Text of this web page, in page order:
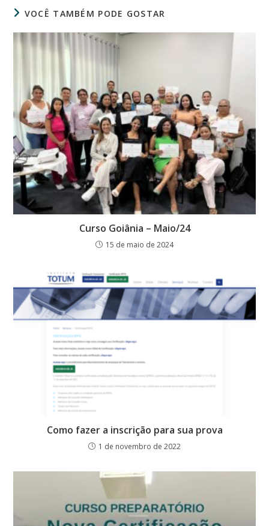
VOCÊ TAMBÉM PODE GOSTAR
Curso Goiânia – Maio/24
15 de maio de 2024
Como fazer a inscrição para sua prova
1 de novembro de 2022